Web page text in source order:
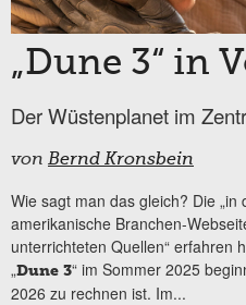
„Dune 3“ in
Der Wüstenplanet im
von Bernd Kronsbein
Wie sagt man das gleich? Die „in
amerikanische Branchen-
unterrichteten Quellen“ erfahren
„Dune 3“ im Sommer 2025
2026 zu rechnen ist. Im...